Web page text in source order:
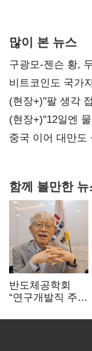
많이 본 뉴스
구광모-젠슨 황,
비트코인도 국가
숙제
(현장+)"팔 생각
20억 키맞추기
(현장+)"12일엔
연 홈플러스
중국 이어 대만도
함께 볼만한
반도체공학회
“연구개발직 주
개선해야”